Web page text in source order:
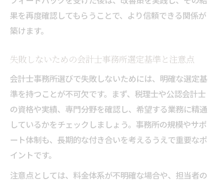
フィードバック活用で業務効率を高めるコ
会計士事務所選びに役立つフィードバック
の活用例
果を再度確認してもらうことで、より信頼できる関係が
築けます。
失敗しないための会計士事務所選定基準と注意点
会計士事務所選びで失敗しないためには、明確な選定基
準を持つことが不可欠です。まず、税理士や公認会計士
の資格や実績、専門分野を確認し、希望する業務に精通
しているかをチェックしましょう。事務所の規模やサポ
ート体制も、長期的な付き合いを考えるうえで重要なポ
イントです。
注意点としては、料金体系が不明確な場合や、担当者の